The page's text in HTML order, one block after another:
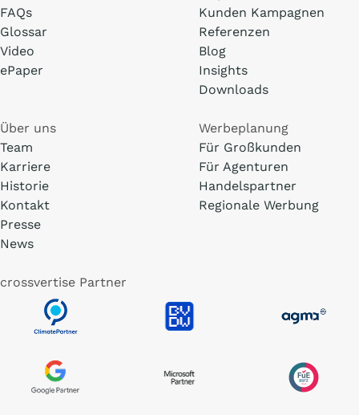
FAQs
Glossar
Video
ePaper
Kunden Kampagnen
Referenzen
Blog
Insights
Downloads
Über uns
Team
Karriere
Historie
Kontakt
Presse
News
Werbeplanung
Für Großkunden
Für Agenturen
Handelspartner
Regionale Werbung
crossvertise Partner